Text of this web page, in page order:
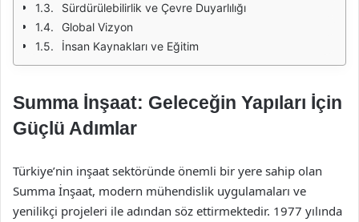
Sürdürülebilirlik ve Çevre Duyarlılığı
Global Vizyon
İnsan Kaynakları ve Eğitim
Summa İnşaat: Geleceğin Yapıları İçin
Güçlü Adımlar
Türkiye’nin inşaat sektöründe önemli bir yere sahip olan
Summa İnşaat, modern mühendislik uygulamaları ve
yenilikçi projeleri ile adından söz ettirmektedir. 1977 yılında